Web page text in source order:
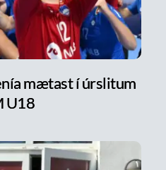
mætast í úrslitum
U18